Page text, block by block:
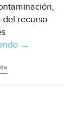
del recurso
México
→